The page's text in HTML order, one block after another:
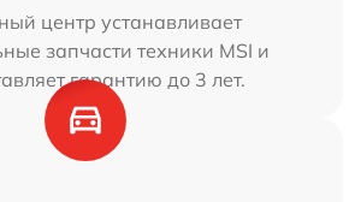
центр устанавливает
запчасти техники MSI и
гарантию до 3 лет.